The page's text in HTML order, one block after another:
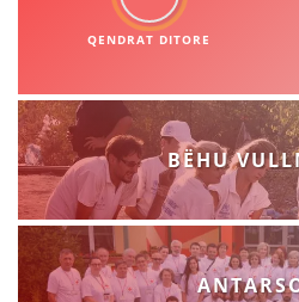
QENDRAT DITORE
BËHU